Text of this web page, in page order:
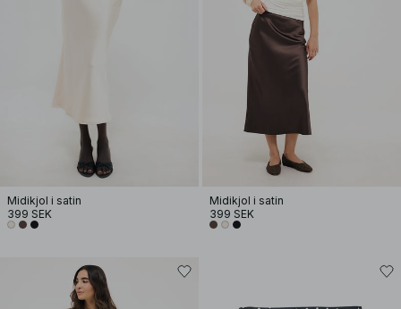
Midikjol i satin
399 SEK
Midikjol i satin
399 SEK